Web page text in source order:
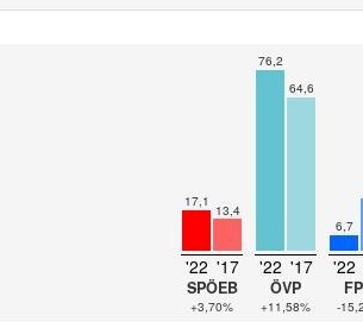
17,1 13,4
'22 '17
SPÖEB
+3,70%
76,2
64,6
'22 '17
ÖVP
+11,58%
6,7
'22
-